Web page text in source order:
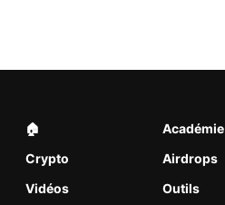
🏠︎ Académie
Crypto
Airdrops
Vidéos
Outils